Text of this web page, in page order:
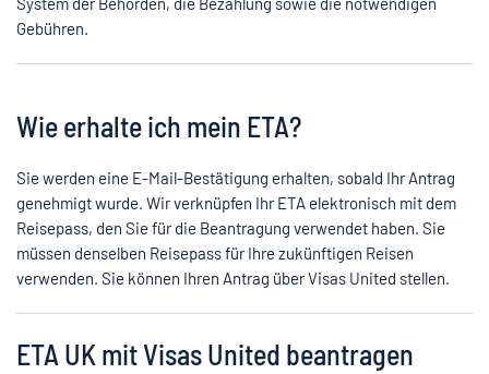
Gebühren.
Wie erhalte ich mein ETA?
Sie werden eine E-Mail-Bestätigung erhalten, sobald Ihr Antrag
genehmigt wurde. Wir verknüpfen Ihr ETA elektronisch mit dem
Reisepass, den Sie für die Beantragung verwendet haben. Sie
müssen denselben Reisepass für Ihre zukünftigen Reisen
verwenden. Sie können Ihren Antrag über Visas United stellen.
ETA UK mit Visas United beantragen